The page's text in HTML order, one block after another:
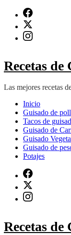
contenido
(presiona
Recetas de
Las mejores recetas
Inicio
Guisado de
Tacos de
Guisado de
Guisado
Guisado de
Potajes
Recetas de